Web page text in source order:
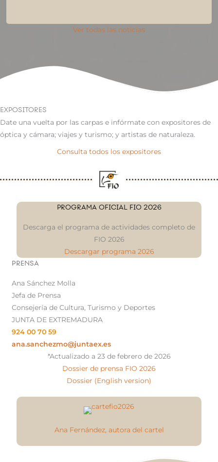
Ver todas las noticias
EXPOSITORES
Date una vuelta por las carpas e infórmate con expositores de
óptica y cámara; viajes y turismo; y artistas de naturaleza.
Consulta todos los expositores
PROGRAMA OFICIAL FIO 2026
Descarga el programa de actividades completo de
FIO 2026
Descargar programa 2026
PRENSA
Ana Sánchez Molla
Jefa de Prensa
Consejería de Cultura, Turismo y Deportes
JUNTA DE EXTREMADURA
924 00 70 59
ana.sanchezmo@juntaex.es
*Actualizado a 23 de febrero de 2026
Dossier de prensa FIO 2026
Dossier (English version)
Ana Fernández, autora del cartel